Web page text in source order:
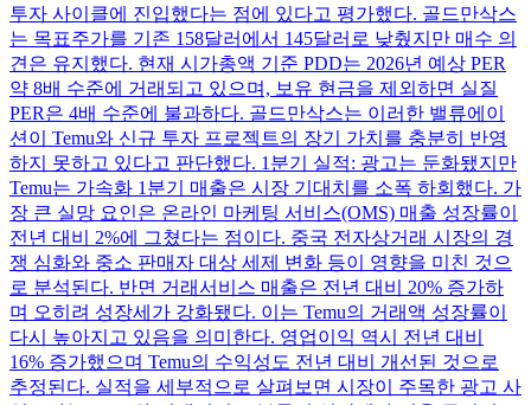
투자 사이클에 진입했다는 점에 있다고 평가했다. 골드만삭스
는 목표주가를 기존 158달러에서 145달러로 낮췄지만 매수 의
견은 유지했다. 현재 시가총액 기준 PDD는 2026년 예상 PER
약 8배 수준에 거래되고 있으며, 보유 현금을 제외하면 실질
PER은 4배 수준에 불과하다. 골드만삭스는 이러한 밸류에이
션이 Temu와 신규 투자 프로젝트의 장기 가치를 충분히 반영
하지 못하고 있다고 판단했다. 1분기 실적: 광고는 둔화됐지만
Temu는 가속화 1분기 매출은 시장 기대치를 소폭 하회했다. 가
장 큰 실망 요인은 온라인 마케팅 서비스(OMS) 매출 성장률이
전년 대비 2%에 그쳤다는 점이다. 중국 전자상거래 시장의 경
쟁 심화와 중소 판매자 대상 세제 변화 등이 영향을 미친 것으
로 분석된다. 반면 거래서비스 매출은 전년 대비 20% 증가하
며 오히려 성장세가 강화됐다. 이는 Temu의 거래액 성장률이
다시 높아지고 있음을 의미한다. 영업이익 역시 전년 대비
16% 증가했으며 Temu의 수익성도 전년 대비 개선된 것으로
추정된다. 실적을 세부적으로 살펴보면 시장이 주목한 광고 사